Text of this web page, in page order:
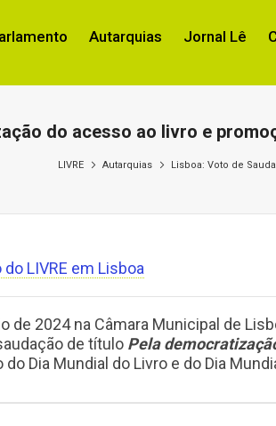
Autarquias Jornal Lê
do acesso ao livro e
LIVRE Autarquias Lisboa: Voto de
LIVRE em Lisboa
de 2024 na Câmara Municipal de
de título Pela
do Dia Mundial do Livro e do Dia